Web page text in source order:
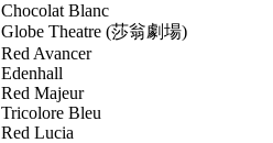
Chocolat Blanc
Globe Theatre (莎翁劇場)
Red Avancer
Edenhall
Red Majeur
Tricolore Bleu
Red Lucia